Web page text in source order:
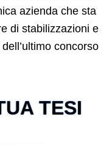
azienda che sta
di stabilizzazioni e
concorso
TESI